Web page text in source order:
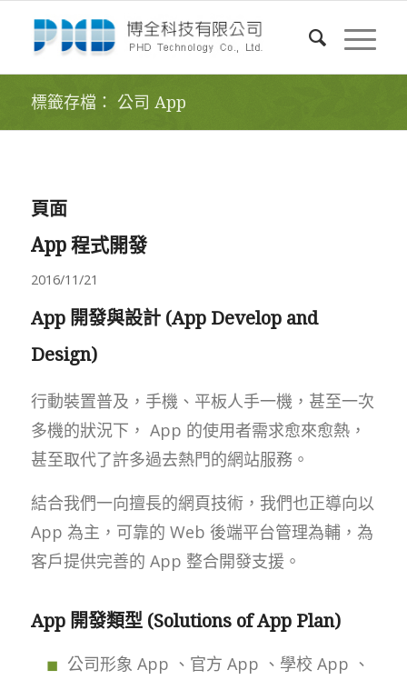
標籤存檔： 公司 App
頁面
App 程式開發
2016/11/21
App 開發與設計 (App Develop and
Design)
行動裝置普及，手機、平板人手一機，甚至一次
多機的狀況下， App 的使用者需求愈來愈熱，
甚至取代了許多過去熱門的網站服務。
結合我們一向擅長的網頁技術，我們也正導向以
App 為主，可靠的 Web 後端平台管理為輔，為
客戶提供完善的 App 整合開發支援。
App 開發類型 (Solutions of App Plan)
公司形象 App 、官方 App 、學校 App 、